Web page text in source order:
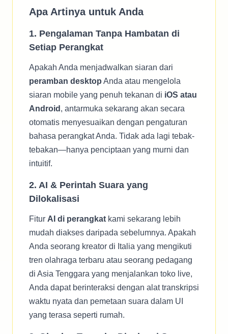
Apa Artinya untuk Anda
1. Pengalaman Tanpa Hambatan di
Setiap Perangkat
Apakah Anda menjadwalkan siaran dari
peramban desktop Anda atau mengelola
siaran mobile yang penuh tekanan di iOS atau
Android , antarmuka sekarang akan secara
otomatis menyesuaikan dengan pengaturan
bahasa perangkat Anda. Tidak ada lagi tebak-
tebakan—hanya penciptaan yang murni dan
intuitif.
2. AI & Perintah Suara yang
Dilokalisasi
Fitur AI di perangkat kami sekarang lebih
mudah diakses daripada sebelumnya. Apakah
Anda seorang kreator di Italia yang mengikuti
tren olahraga terbaru atau seorang pedagang
di Asia Tenggara yang menjalankan toko live,
Anda dapat berinteraksi dengan alat transkripsi
waktu nyata dan pemetaan suara dalam UI
yang terasa seperti rumah.